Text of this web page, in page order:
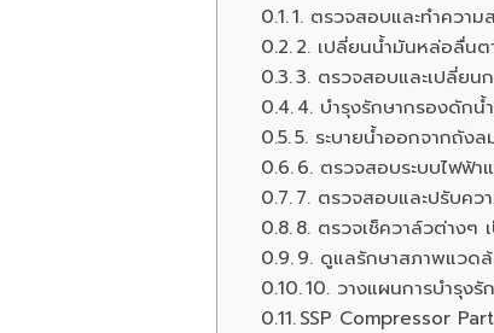
1. ตรวจสอบและทำความ
2. เปลี่ยนน้ำมันหล่อลื่นต
3. ตรวจสอบและเปลี่ยน
4. บำรุงรักษากรองดัก
5. ระบายน้ำออกจากถัง
6. ตรวจสอบระบบไฟฟ้า
7. ตรวจสอบและปรับคว
8. ตรวจเช็ควาล์วต่างๆ
9. ดูแลรักษาสภาพแวด
10. วางแผนการบำรุง
SSP Compressor